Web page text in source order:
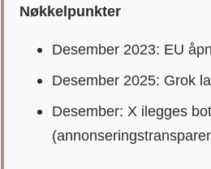
Nøkkelpunkter
Desember 2023: EU
Desember 2025: Grok
Desember: X ilegges